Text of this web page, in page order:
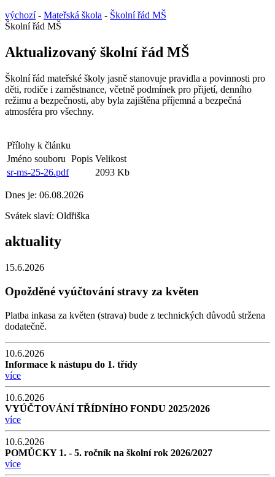
výchozí- Mateřská škola - Školní řád MŠ
Školní řád MŠ
Aktualizovaný školní řád MŠ
Školní řád mateřské školy jasně stanovuje pravidla a povinnosti pro
děti, rodiče i zaměstnance, včetně podmínek pro přijetí, denního
režimu a bezpečnosti, aby byla zajištěna příjemná a bezpečná
atmosféra pro všechny.
Přílohy k článku
Jméno souboru Popis Velikost
sr-ms-25-26.pdf
2093 Kb
Dnes je: 06.08.2026
Svátek slaví: Oldřiška
aktuality
15.6.2026
Opožděné vyúčtování stravy za květen
Platba inkasa za květen (strava) bude z technických důvodů stržena
dodatečně.
10.6.2026
Informace k nástupu do 1. třídy
více
10.6.2026
VYÚČTOVÁNÍ TŘÍDNÍHO FONDU 2025/2026
více
10.6.2026
POMŮCKY 1. - 5. ročník na školní rok 2026/2027
více